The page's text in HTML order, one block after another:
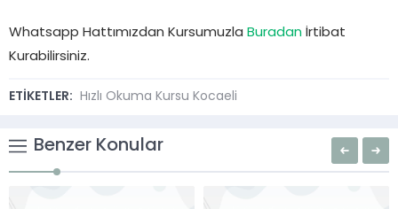
Whatsapp Hattımızdan Kursumuzla Buradan İrtibat
Kurabilirsiniz.
ETİKETLER: Hızlı Okuma Kursu Kocaeli
Benzer Konular